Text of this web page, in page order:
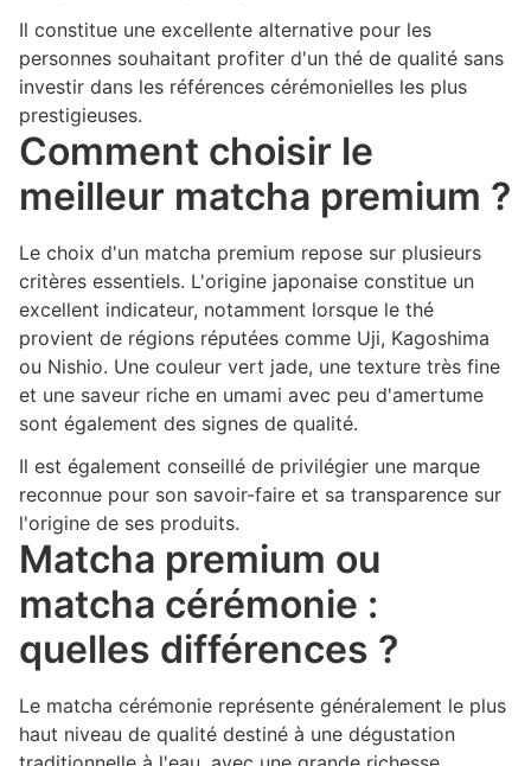
Il constitue une excellente alternative pour les
personnes souhaitant profiter d'un thé de qualité sans
investir dans les références cérémonielles les plus
prestigieuses.
Comment choisir le
meilleur matcha premium ?
Le choix d'un matcha premium repose sur plusieurs
critères essentiels. L'origine japonaise constitue un
excellent indicateur, notamment lorsque le thé
provient de régions réputées comme Uji, Kagoshima
ou Nishio. Une couleur vert jade, une texture très fine
et une saveur riche en umami avec peu d'amertume
sont également des signes de qualité.
Il est également conseillé de privilégier une marque
reconnue pour son savoir-faire et sa transparence sur
l'origine de ses produits.
Matcha premium ou
matcha cérémonie :
quelles différences ?
Le matcha cérémonie représente généralement le plus
haut niveau de qualité destiné à une dégustation